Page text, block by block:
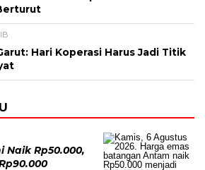
Hari Koperasi Harus Jadi Titik
Naik Rp50.000,